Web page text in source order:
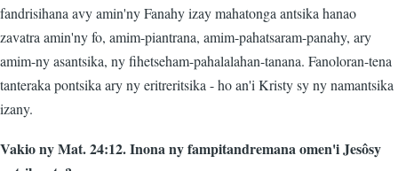
fandrisihana avy amin'ny Fanahy izay mahatonga antsika hanao
zavatra amin'ny fo, amim-piantrana, amim-pahatsaram-panahy, ary
amim-ny asantsika, ny fihetseham-pahalalahan-tanana. Fanoloran-tena
tanteraka pontsika ary ny eritreritsika - ho an'i Kristy sy ny namantsika
izany.
Vakio ny Mat. 24:12. Inona ny fampitandremana omen'i Jesôsy